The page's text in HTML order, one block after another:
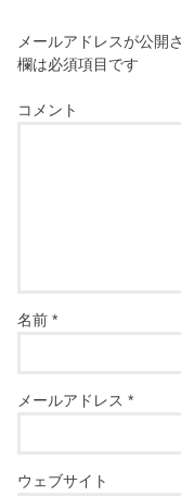
メールアドレスが公開
欄は必須項目です
コメント
名前*
メールアドレス*
ウェブサイト